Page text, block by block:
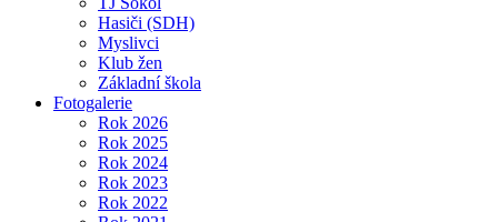
Hasiči (SDH)
Myslivci
Klub žen
Základní škola
Fotogalerie
Rok 2026
Rok 2025
Rok 2024
Rok 2023
Rok 2022